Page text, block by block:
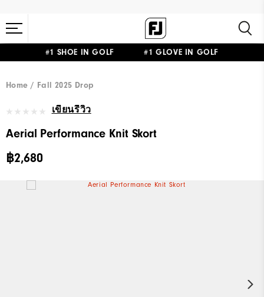
#1 SHOE IN GOLF #1 GLOVE IN GOLF
Home Fall 2025 Drop
เขียนรีวิว
Aerial Performance Knit Skort
฿2,680